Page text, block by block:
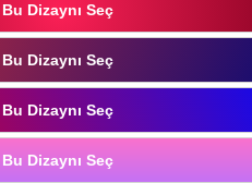
Bu Dizaynı Seç
Bu Dizaynı Seç
Bu Dizaynı Seç
Bu Dizaynı Seç